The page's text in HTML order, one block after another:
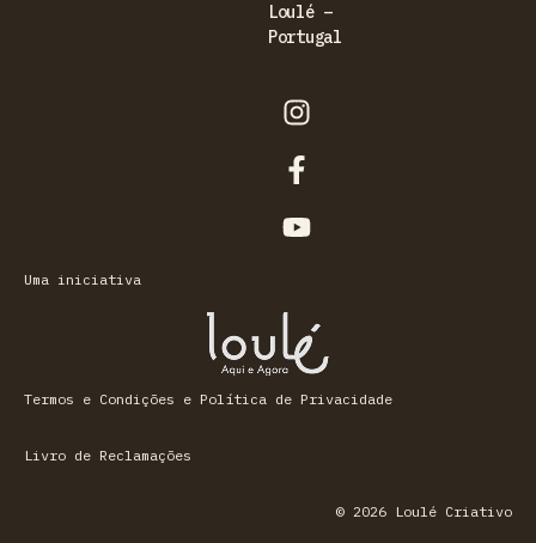
Loulé –
Portugal
Uma iniciativa
Termos e Condições e Política de Privacidade
Livro de Reclamações
© 2026 Loulé Criativo